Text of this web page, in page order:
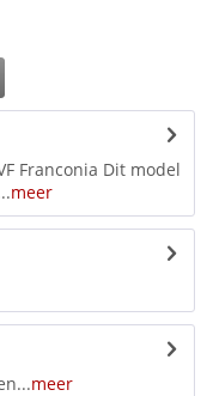
Franconia Dit model
meer
meer